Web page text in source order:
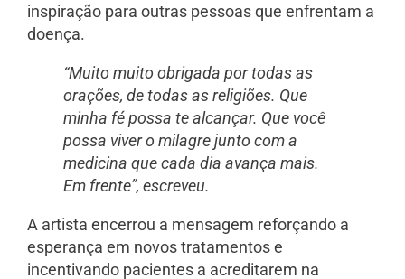
inspiração para outras pessoas que enfrentam a
doença.
“Muito muito obrigada por todas as
orações, de todas as religiões. Que
minha fé possa te alcançar. Que você
possa viver o milagre junto com a
medicina que cada dia avança mais.
Em frente”, escreveu.
A artista encerrou a mensagem reforçando a
esperança em novos tratamentos e
incentivando pacientes a acreditarem na